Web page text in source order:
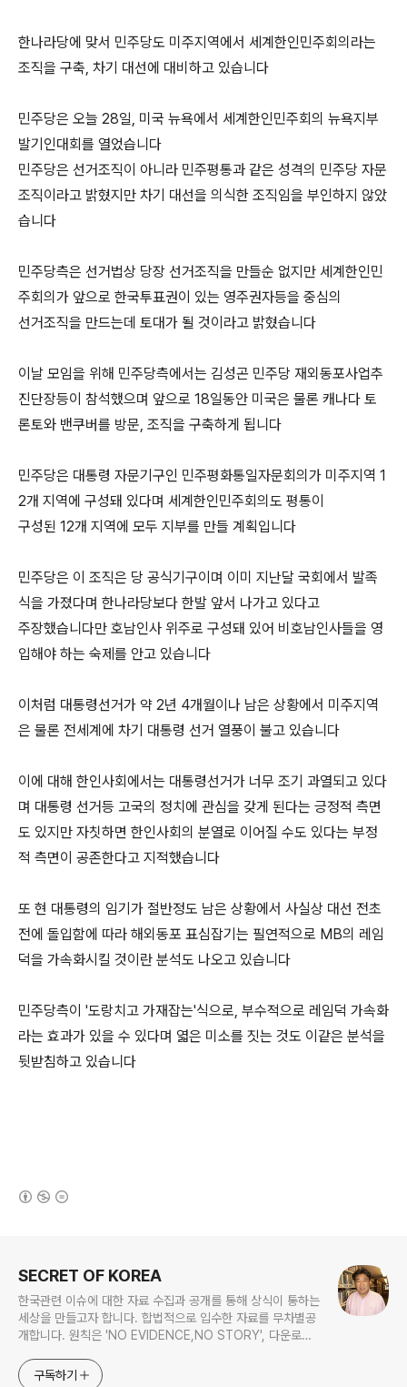
한나라당에 맞서 민주당도 미주지역에서 세계한인민주회의라는
조직을 구축, 차기 대선에 대비하고 있습니다
민주당은 오늘 28일, 미국 뉴욕에서 세계한인민주회의 뉴욕지부
발기인대회를 열었습니다
민주당은 선거조직이 아니라 민주평통과 같은 성격의 민주당 자문
조직이라고 밝혔지만 차기 대선을 의식한 조직임을 부인하지 않았
습니다
민주당측은 선거법상 당장 선거조직을 만들순 없지만 세계한인민
주회의가 앞으로 한국투표권이 있는 영주권자등을 중심의
선거조직을 만드는데 토대가 될 것이라고 밝혔습니다
이날 모임을 위해 민주당측에서는 김성곤 민주당 재외동포사업추
진단장등이 참석했으며 앞으로 18일동안 미국은 물론 캐나다 토
론토와 밴쿠버를 방문, 조직을 구축하게 됩니다
민주당은 대통령 자문기구인 민주평화통일자문회의가 미주지역 1
2개 지역에 구성돼 있다며 세계한인민주회의도 평통이
구성된 12개 지역에 모두 지부를 만들 계획입니다
민주당은 이 조직은 당 공식기구이며 이미 지난달 국회에서 발족
식을 가졌다며 한나라당보다 한발 앞서 나가고 있다고
주장했습니다만 호남인사 위주로 구성돼 있어 비호남인사들을 영
입해야 하는 숙제를 안고 있습니다
이처럼 대통령선거가 약 2년 4개월이나 남은 상황에서 미주지역
은 물론 전세계에 차기 대통령 선거 열풍이 불고 있습니다
이에 대해 한인사회에서는 대통령선거가 너무 조기 과열되고 있다
며 대통령 선거등 고국의 정치에 관심을 갖게 된다는 긍정적 측면
도 있지만 자칫하면 한인사회의 분열로 이어질 수도 있다는 부정
적 측면이 공존한다고 지적했습니다
또 현 대통령의 임기가 절반정도 남은 상황에서 사실상 대선 전초
전에 돌입함에 따라 해외동포 표심잡기는 필연적으로 MB의 레임
덕을 가속화시킬 것이란 분석도 나오고 있습니다
민주당측이 '도랑치고 가재잡는'식으로, 부수적으로 레임덕 가속화
라는 효과가 있을 수 있다며 엷은 미소를 짓는 것도 이같은 분석을
뒷받침하고 있습니다
SECRET OF KOREA
한국관련 이슈에 대한 자료 수집과 공개를 통해 상식이 통하는
세상을 만들고자 합니다. 합법적으로 입수한 자료를 무차별공
개합니다. 원칙은 'NO EVIDENCE,NO STORY', 다운로드
jesim56@gmail.com, 안보일때는 구글리더나 RSS로!!
구독하기